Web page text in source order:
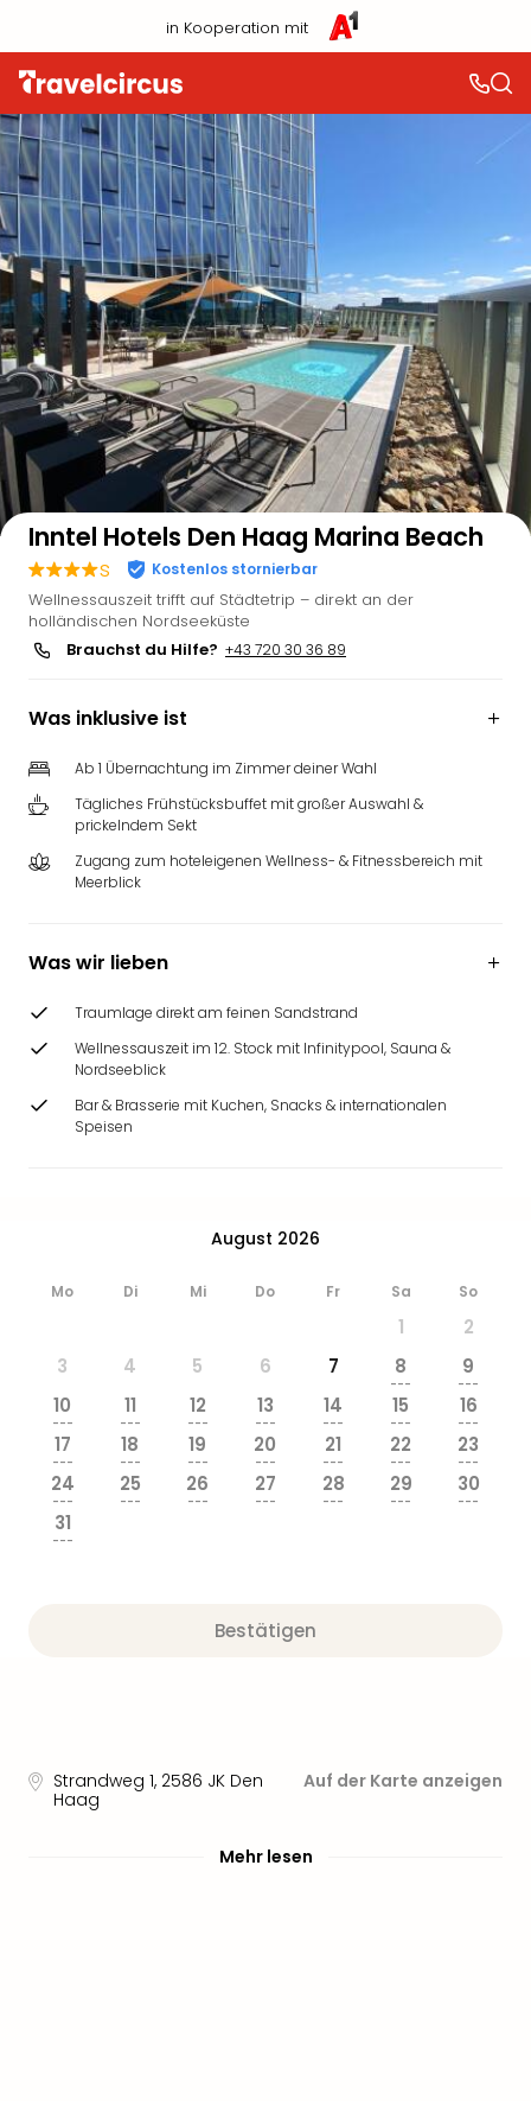
in Kooperation mit
Auf der Karte anzeigen
Inntel Hotels Den Haag Marina Beach
s Kostenlos stornierbar
Wellnessauszeit trifft auf Städtetrip – direkt an der
holländischen Nordseeküste
Brauchst du Hilfe? +43 720 30 36 89
Was inklusive ist
Ab 1 Übernachtung im Zimmer deiner Wahl
Tägliches Frühstücksbuffet mit großer Auswahl &
prickelndem Sekt
Zugang zum hoteleigenen Wellness- & Fitnessbereich mit
Meerblick
Was wir lieben
Traumlage direkt am feinen Sandstrand
Wellnessauszeit im 12. Stock mit Infinitypool, Sauna &
Nordseeblick
Bar & Brasserie mit Kuchen, Snacks & internationalen
Speisen
August 2026
Mo Di Mi Do Fr Sa So
1
2
3
4 5 6 7 8
---
9
---
10
---
11
---
12
---
13
---
14
---
15
---
16
---
17
---
18
---
19
---
20
---
21
---
22
---
23
---
24
---
25
---
26
---
27
---
28
---
29
---
30
---
31
---
Bestätigen
Strandweg 1, 2586 JK Den
Haag
Auf der Karte anzeigen
Mehr lesen